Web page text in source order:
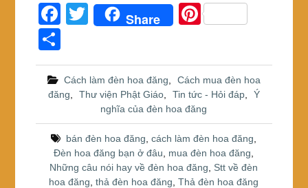
F
a
c
e
b
o
o
k
T
er
Share
Pi
e
st
S
h
ar
e
Cách làm đèn hoa đăng
Cách mua đèn hoa
đăng
Thư viện Phật Giáo, Tin tức - Hỏi đáp,
Ý
nghĩa của đèn hoa đăng
bán đèn hoa đăng ,cách làm đèn hoa đăng
Đèn hoa đăng bạn ở đâu
mua đèn hoa đăng
Những câu nói hay về đèn hoa đăng
Stt về đèn
hoa đăng ,thả đèn hoa đăng ,Thả đèn hoa đăng